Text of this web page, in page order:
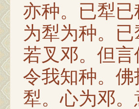
亦种。已犁
为犁为种。
若叉邓。但
令我知种。
犁。心为邓